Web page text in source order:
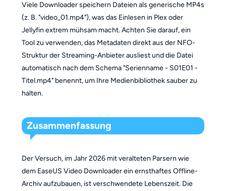
Viele Downloader speichern Dateien als generische MP4s
(z. B. "video_01.mp4"), was das Einlesen in Plex oder
Jellyfin extrem mühsam macht. Achten Sie darauf, ein
Tool zu verwenden, das Metadaten direkt aus der NFO-
Struktur der Streaming-Anbieter ausliest und die Datei
automatisch nach dem Schema "Serienname - S01E01 -
Titel.mp4" benennt, um Ihre Medienbibliothek sauber zu
halten.
Zusammenfassung
Der Versuch, im Jahr 2026 mit veralteten Parsern wie
dem EaseUS Video Downloader ein ernsthaftes Offline-
Archiv aufzubauen, ist verschwendete Lebenszeit. Die